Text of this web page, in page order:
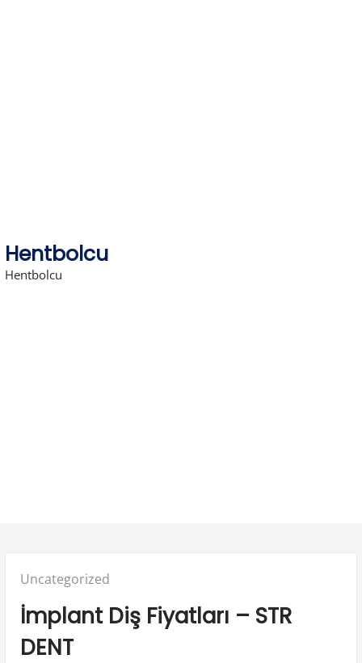
Hentbolcu
Hentbolcu
Posted
in:
Uncategorized
İmplant Diş Fiyatları – STR
DENT